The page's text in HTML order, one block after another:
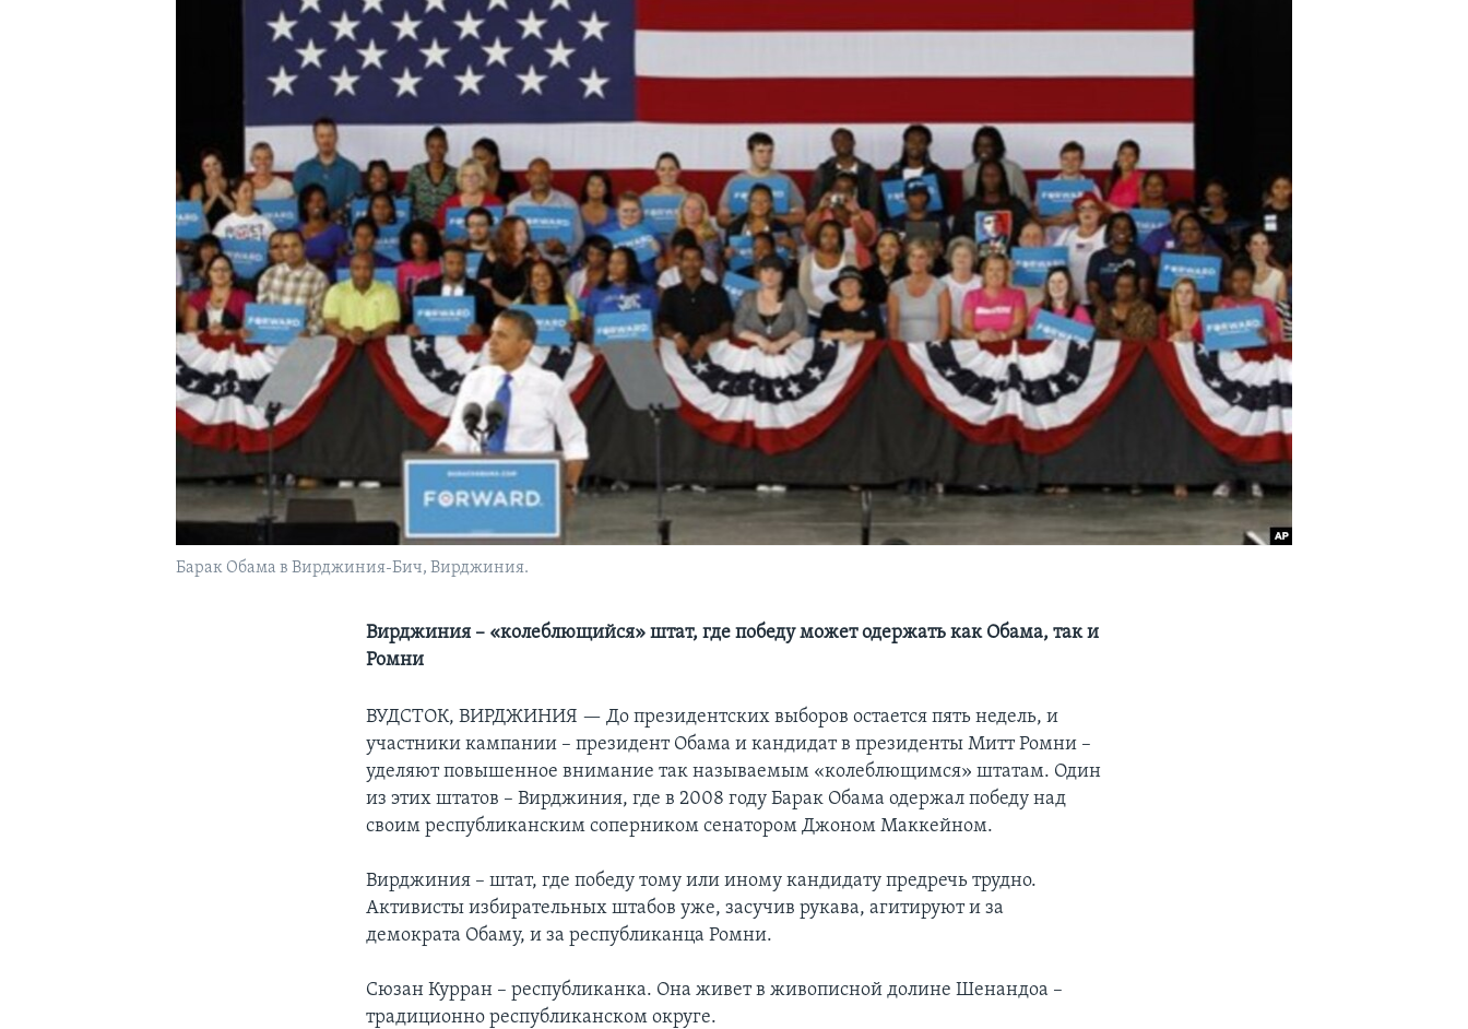
Барак Обама в Вирджиния-Бич, Вирджиния.
Вирджиния – «колеблющийся» штат, где победу может одержать как Обама, так и
Ромни
ВУДСТОК, ВИРДЖИНИЯ —До президентских выборов остается пять недель, и
участники кампании – президент Обама и кандидат в президенты Митт Ромни –
уделяют повышенное внимание так называемым «колеблющимся» штатам. Один
из этих штатов – Вирджиния, где в 2008 году Барак Обама одержал победу над
своим республиканским соперником сенатором Джоном Маккейном.
Вирджиния – штат, где победу тому или иному кандидату предречь трудно.
Активисты избирательных штабов уже, засучив рукава, агитируют и за
демократа Обаму, и за республиканца Ромни.
Сюзан Курран – республиканка. Она живет в живописной долине Шенандоа –
традиционно республиканском округе.